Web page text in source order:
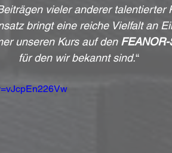
vieler anderer talentierter
bringt eine reiche Vielfalt an
unseren Kurs auf den
für den wir bekannt sind.“